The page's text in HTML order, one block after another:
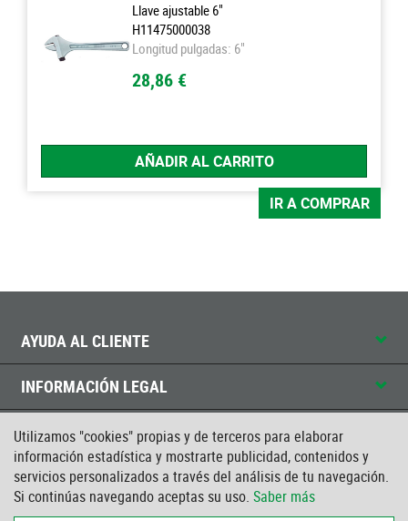
Utilizamos "cookies" propias y de terceros para elaborar
información estadística y mostrarte publicidad, contenidos y
servicios personalizados a través del análisis de tu navegación.
Si continúas navegando aceptas su uso. Saber más
Llave ajustable 6"
H11475000038
Longitud pulgadas: 6"
28,86 €
AÑADIR AL CARRITO
IR A COMPRAR
AYUDA AL CLIENTE
INFORMACIÓN LEGAL
CONTACTO
CERTIFICADO ISO